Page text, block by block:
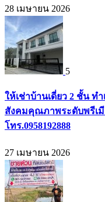
28 เมษายน 2026
5
ให้เช่าบ้านเดี่ยว 2 ชั้น ท
สังคมคุณภาพระดับพรีเมี
โทร.0958192888
27 เมษายน 2026